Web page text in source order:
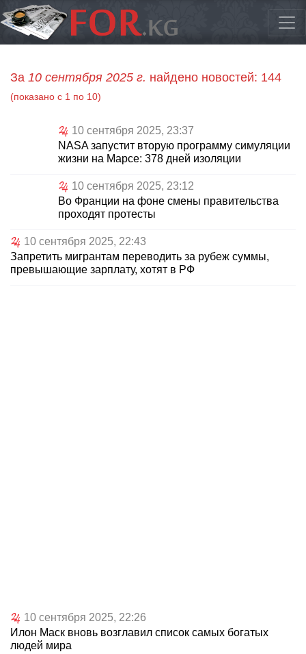
За 10 сентября 2025 г. найдено новостей: 144
(показано с 1 по 10)
10 сентября 2025, 23:37
NASA запустит вторую программу симуляции
жизни на Марсе: 378 дней изоляции
10 сентября 2025, 23:12
Во Франции на фоне смены правительства
проходят протесты
10 сентября 2025, 22:43
Запретить мигрантам переводить за рубеж суммы,
превышающие зарплату, хотят в РФ
10 сентября 2025, 22:26
Илон Маск вновь возглавил список самых богатых
людей мира